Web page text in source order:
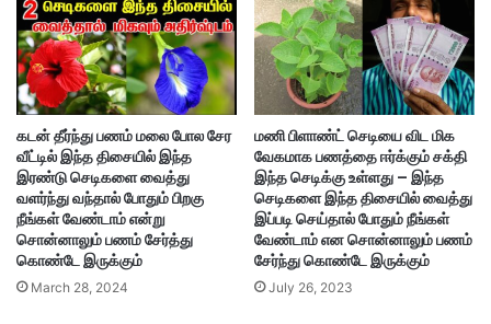
கடன் தீர்ந்து பணம் மலை போல சேர
வீட்டில் இந்த திசையில் இந்த
இரண்டு செடிகளை வைத்து
வளர்ந்து வந்தால் போதும் பிறகு
நீங்கள் வேண்டாம் என்று
சொன்னாலும் பணம் சேர்த்து
கொண்டே இருக்கும்
March 28, 2024
மணி பிளாண்ட் செடியை விட மிக
வேகமாக பணத்தை ஈர்க்கும் சக்தி
இந்த செடிக்கு உள்ளது – இந்த
செடிகளை இந்த திசையில் வைத்து
இப்படி செய்தால் போதும் நீங்கள்
வேண்டாம் என சொன்னாலும் பணம்
சேர்ந்து கொண்டே இருக்கும்
July 26, 2023